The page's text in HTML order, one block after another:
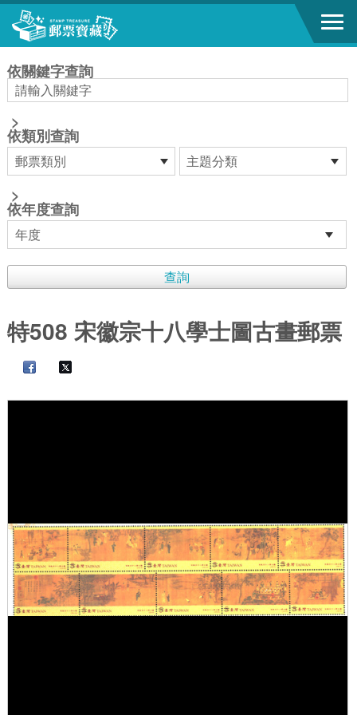
跳到主要內容區塊
依關鍵字查詢
>
依類別查詢
>
依年度查詢
特508 宋徽宗十八學士圖古畫郵票